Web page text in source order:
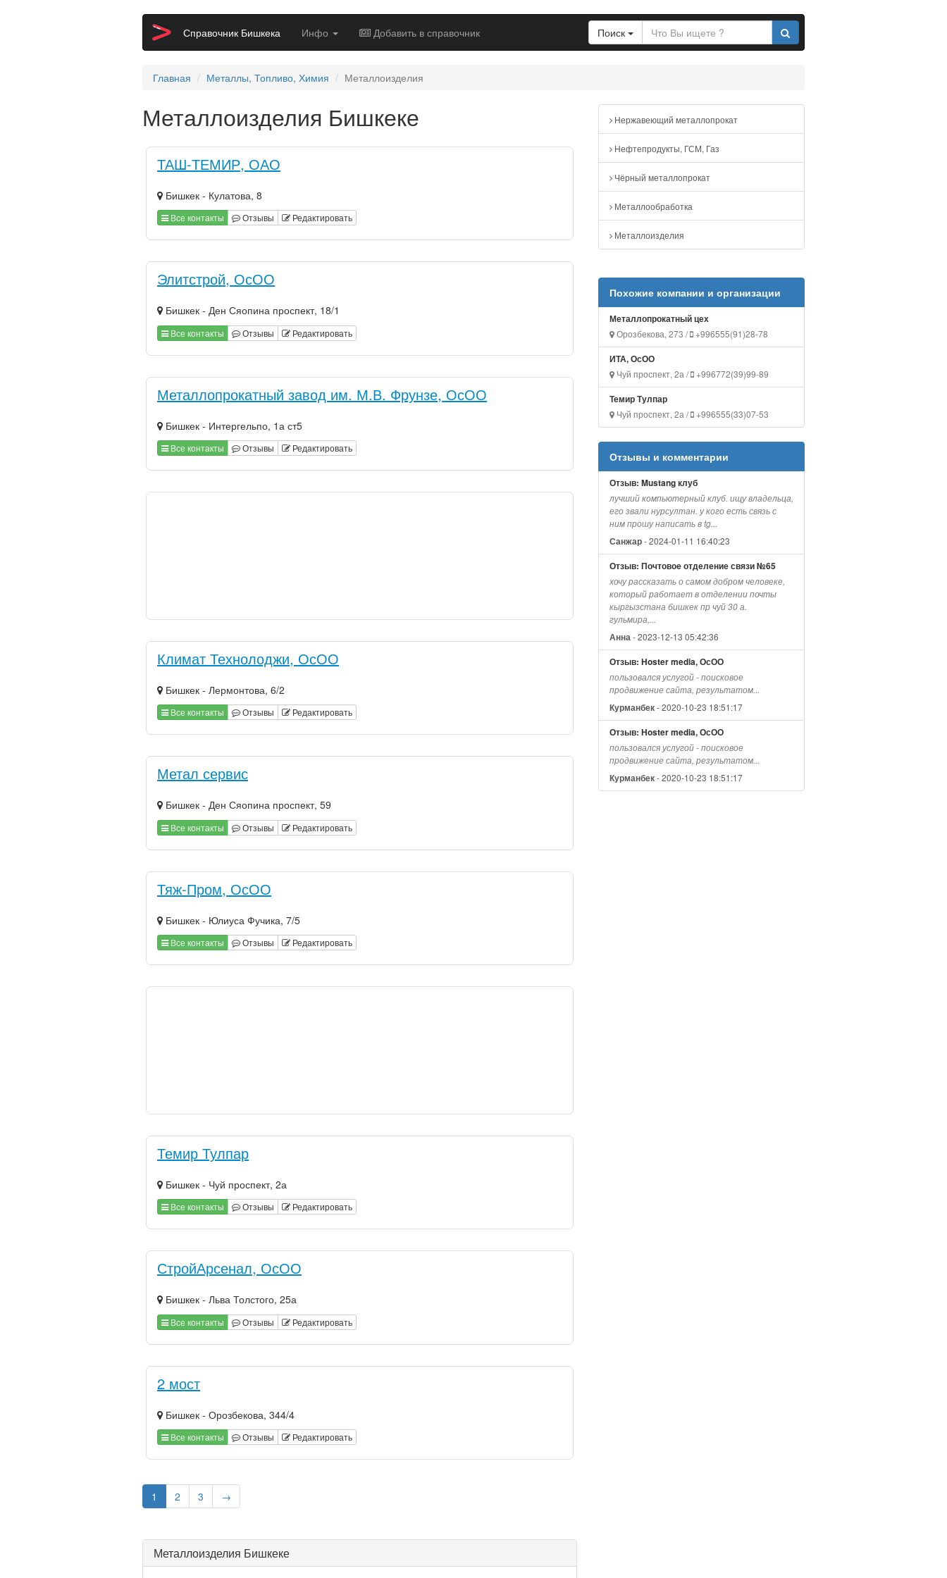
Справочник Бишкека Инфо Добавить в справочник Поиск
Главная Металлы, Топливо, Химия Металлоизделия
Металлоизделия Бишкеке
ТАШ-ТЕМИР, ОАО
Бишкек - Кулатова, 8
Все контакты Отзывы Редактировать
Элитстрой, ОсОО
Бишкек - Ден Сяопина проспект, 18/1
Все контакты Отзывы Редактировать
Металлопрокатный завод им. М.В. Фрунзе, ОсОО
Бишкек - Интергельпо, 1а ст5
Все контакты Отзывы Редактировать
Климат Технолоджи, ОсОО
Бишкек - Лермонтова, 6/2
Все контакты Отзывы Редактировать
Метал сервис
Бишкек - Ден Сяопина проспект, 59
Все контакты Отзывы Редактировать
Тяж-Пром, ОсОО
Бишкек - Юлиуса Фучика, 7/5
Все контакты Отзывы Редактировать
Темир Тулпар
Бишкек - Чуй проспект, 2а
Все контакты Отзывы Редактировать
СтройАрсенал, ОсОО
Бишкек - Льва Толстого, 25а
Все контакты Отзывы Редактировать
2 мост
Бишкек - Орозбекова, 344/4
Все контакты Отзывы Редактировать
1 2 3 →
Металлоизделия Бишкеке
Нержавеющий металлопрокат
Нефтепродукты, ГСМ, Газ
Чёрный металлопрокат
Металлообработка
Металлоизделия
Похожие компании и организации
Металлопрокатный цех
Орозбекова, 273 / +996555(91)28-78
ИТА, ОсОО
Чуй проспект, 2а / +996772(39)99-89
Темир Тулпар
Чуй проспект, 2а / +996555(33)07-53
Отзывы и комментарии
Отзыв: Mustang клуб
лучший компьютерный клуб. ищу владельца,
его звали нурсултан. у кого есть связь с
ним прошу написать в tg...
Санжар- 2024-01-11 16:40:23
Отзыв: Почтовое отделение связи №65
хочу рассказать о самом добром человеке,
который работает в отделении почты
кыргызстана бишкек пр чуй 30 а.
гульмира,...
Анна- 2023-12-13 05:42:36
Отзыв: Hoster media, ОсОО
пользовался услугой - поисковое
продвижение сайта, результатом...
Курманбек- 2020-10-23 18:51:17
Отзыв: Hoster media, ОсОО
пользовался услугой - поисковое
продвижение сайта, результатом...
Курманбек- 2020-10-23 18:51:17